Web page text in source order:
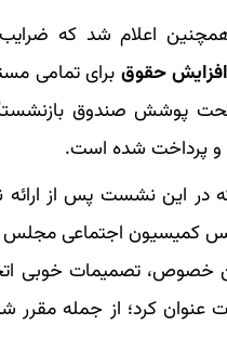
اعلام شد که
حقوق برای تمامی
تحت پوشش صندوق
و پرداخت شده است.
در این نشست پس از ارائه
کمیسیون اجتماعی مجلس
خصوص، تصمیمات خوبی
عنوان کرد؛ از جمله مقرر